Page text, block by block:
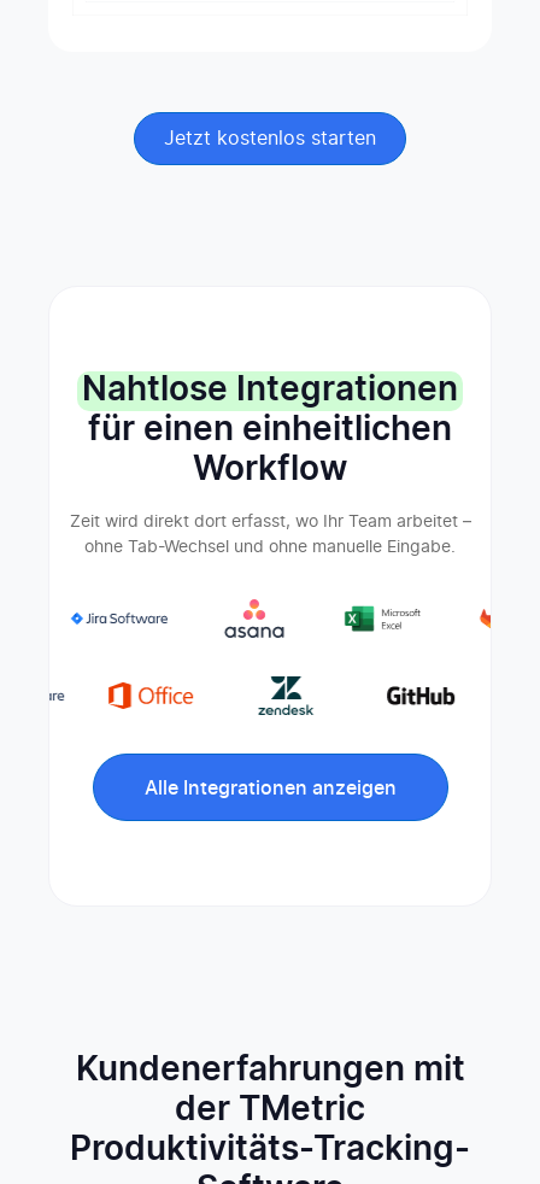
Jetzt kostenlos starten
Nahtlose Integrationen
für einen einheitlichen
Workflow
Zeit wird direkt dort erfasst, wo Ihr Team arbeitet –
ohne Tab-Wechsel und ohne manuelle Eingabe.
Alle Integrationen anzeigen
Kundenerfahrungen mit
der TMetric
Produktivitäts-Tracking-